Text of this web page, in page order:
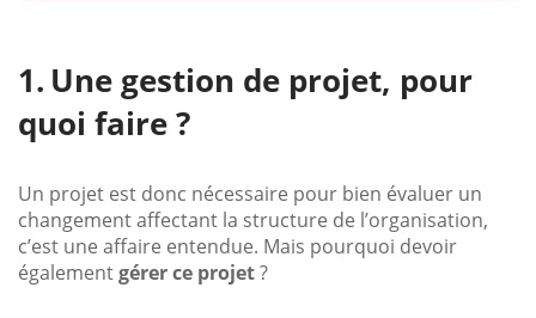
Une gestion de projet, pour
quoi faire ?
Un projet est donc nécessaire pour bien évaluer un
changement affectant la structure de l’organisation,
c’est une affaire entendue. Mais pourquoi devoir
égalementgérer ce projet?